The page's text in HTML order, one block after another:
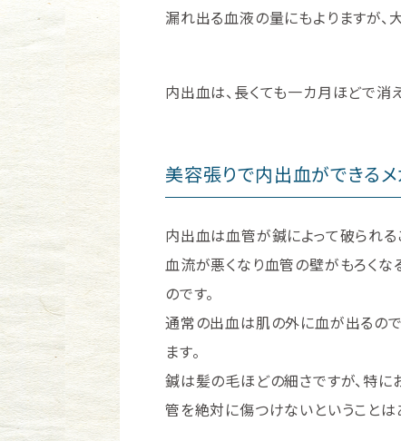
漏れ出る血液の量にもよりますが、
内出血は、長くても一カ月ほどで消
美容張りで内出血ができる
内出血は血管が鍼によって破られる
血流が悪くなり血管の壁がもろく
のです。
通常の出血は肌の外に血が出るの
ます。
鍼は髪の毛ほどの細さですが、特
管を絶対に傷つけないということは